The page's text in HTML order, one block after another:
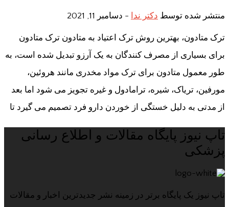
منتشر شده توسط دکتر ندا - دسامبر 11, 2021
ترک متادون، بهترین روش ترک اعتیاد به متادون ترک متادون
برای بسیاری از مصرف کنندگان به یک آرزو تبدیل شده است، به
طور معمول متادون برای ترک مواد مخدری مانند هروئین،
مورفین، تریاک، شیره، ترامادول و غیره تجویز می شود اما بعد
از مدتی به دلیل خستگی از خوردن دارو فرد تصمیم می گیرد تا
تاپ نیوز پایگاه مقالات و اطلاع رسانی
پزشکی
تاپ نیوز یک پایگاه برتر در زمینه نشر جدیدترین اخبار و مقالات